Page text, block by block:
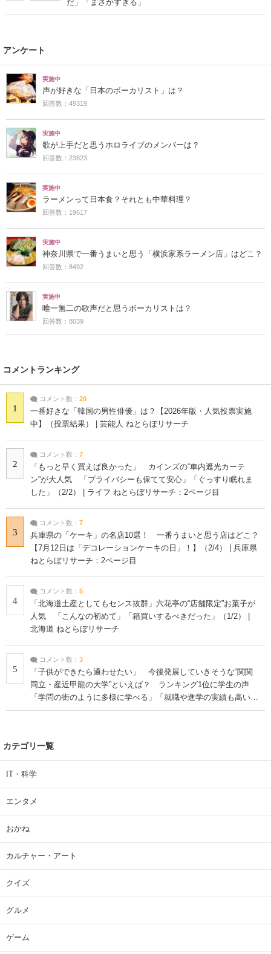
だ」「まさかすぎる」
アンケート
実施中
声が好きな「日本のボーカリスト」は？
回答数：49319
実施中
歌が上手だと思うホロライブのメンバーは？
回答数：23823
実施中
ラーメンって日本食？それとも中華料理？
回答数：19617
実施中
神奈川県で一番うまいと思う「横浜家系ラーメン店」はどこ？
回答数：8492
実施中
唯一無二の歌声だと思うボーカリストは？
回答数：8039
コメントランキング
1
コメント数： 20
一番好きな「韓国の男性俳優」は？【2026年版・人気投票実施
中】（投票結果） | 芸能人 ねとらぼリサーチ
2
コメント数： 7
「もっと早く買えば良かった」 カインズの“車内遮光カーテ
ン”が大人気 「プライバシーも保てて安心」「ぐっすり眠れま
した」（2/2） | ライフ ねとらぼリサーチ：2ページ目
3
コメント数： 7
兵庫県の「ケーキ」の名店10選！ 一番うまいと思う店はどこ？
【7月12日は「デコレーションケーキの日」！】（2/4） | 兵庫県
ねとらぼリサーチ：2ページ目
4
コメント数： 5
「北海道土産としてもセンス抜群」六花亭の“店舗限定”お菓子が
人気 「こんなの初めて」「箱買いするべきだった」（1/2） |
北海道 ねとらぼリサーチ
5
コメント数： 3
「子供ができたら通わせたい」 今後発展していきそうな“関関
同立・産近甲龍の大学”といえば？ ランキング1位に学生の声
「学問の街のように多様に学べる」「就職や進学の実績も高い」
| 大学 ねとらぼリサーチ
カテゴリ一覧
IT・科学
エンタメ
おかね
カルチャー・アート
クイズ
グルメ
ゲーム